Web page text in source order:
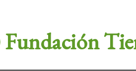
Fundación